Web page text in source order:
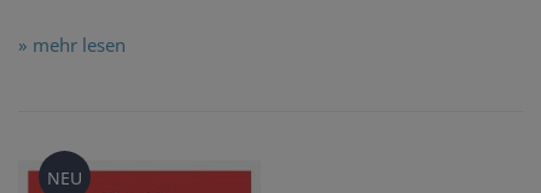
» mehr lesen
NEU